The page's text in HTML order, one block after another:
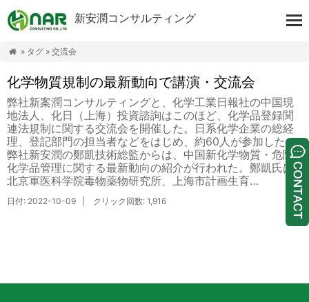
新安潤コンサルティング
 » タグ » 交流会
化学物質規制の最新動向で講演・交流会
弊社新案潤コンサルティングと、化学工業日報社の中国現
地法人、化日（上海）投資諮詢はこのほど、化学品登録関
連法規制に関する交流会を開催した。日系化学企業の総経
理、登記部門の担当者などをはじめ、約60人が参加した。
弊社新安潤の鄭凱技術総監からは、中国新化学物質・危険
化学品管理に関する最新動向の紹介が行われた。鄭凱氏は
北京軍医科学院毒物薬物研究所、上海市計画生育…
日付: 2022-10-09 | クリック回数: 1,916